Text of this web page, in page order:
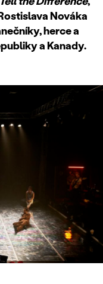
Nováka
herce a
a Kanady.